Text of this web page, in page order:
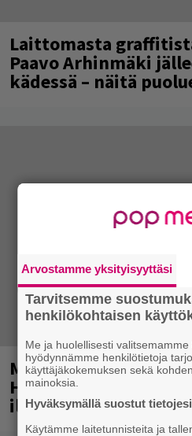
Laittomasta
Paavo Arhinmäki
kädessä – näitä
Mainio
Helsingissä 10-
ilmaistapahtumassa
Arvostamme yksityisyyttäsi
Tarvitsemme
henkilökohtaisen
Me ja huolellisesti valitsemamme
hyödynnämme henkilötietoja
käyttäjäkokemuksen sekä
mainoksia.
Hyväksymällä suostut
Käytämme laitetunnisteita ja